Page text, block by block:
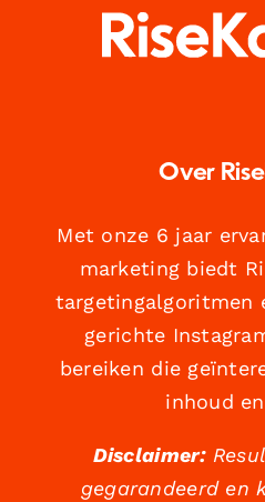
Over
Met onze 6 jaar
marketing biedt
targetingalgoritmen
gerichte
bereiken die
inhoud
Disclaimer:
gegarandeerd en